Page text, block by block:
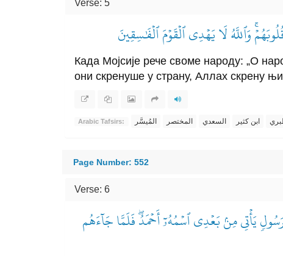
Verse: 5
وَٱللَّهُ لَا يَهۡدِي ٱلۡقَوۡمَ ٱلۡفَٰسِقِينَ
Када Мојсије рече своме народу: „О
они скренуше у страну, Аллах скрену
Arabic Tafsirs: المُيسَّر المختصر السعدي ابن كثير
Page Number: 552
Verse: 6
يَأۡتِي مِنۢ بَعۡدِي ٱسۡمُهُۥٓ أَحۡمَدُۖ فَلَمَّا جَآءَهُم